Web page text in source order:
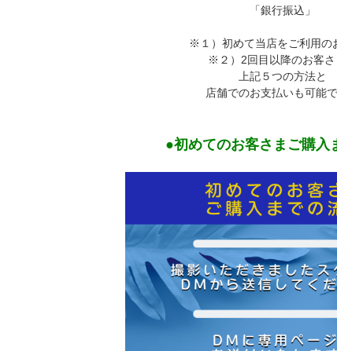
「銀行振込」
※１）初めて当店をご利用の
※２）2回目以降のお客
上記５つの方法と
店舗でのお支払いも可能
●初めてのお客さまご購入